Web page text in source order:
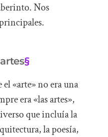
Nos
§
«arte» no era una
era «las artes»,
que incluía la
la poesía,